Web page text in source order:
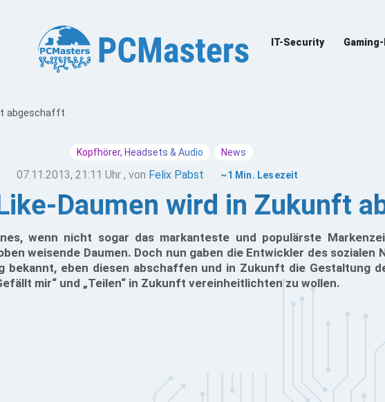
IT-Security
abgeschafft
Kopfhörer, Headsets & Audio News
07.11.2013, 21:11 Uhr , von Felix Pabst ~1 Min. Lesezeit
Daumen wird in Zukunft
wenn nicht sogar das markanteste und populärste
weisende Daumen. Doch nun gaben die Entwickler des sozialen
bekannt, eben diesen abschaffen und in Zukunft die Gestaltung
mir“ und „Teilen“ in Zukunft vereinheitlichten zu wollen.